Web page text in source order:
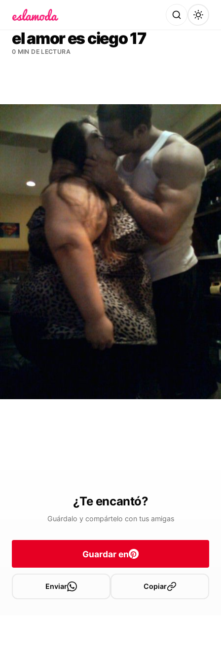
el amor es ciego 17
0 MIN DE LECTURA
¿Te encantó?
Guárdalo y compártelo con tus amigas
Guardar en
Enviar Copiar